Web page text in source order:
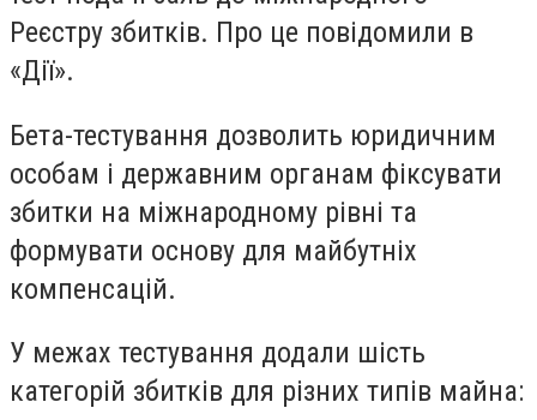
Реєстру збитків. Про це повідомили в
«Дії».
Бета-тестування дозволить юридичним
особам і державним органам фіксувати
збитки на міжнародному рівні та
формувати основу для майбутніх
компенсацій.
У межах тестування додали шість
категорій збитків для різних типів майна: